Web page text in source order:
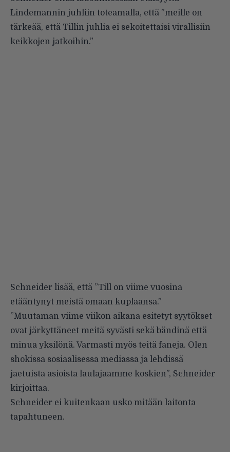
Lindemannin juhliin toteamalla, että ”meille on
tärkeää, että Tillin juhlia ei sekoitettaisi virallisiin
keikkojen jatkoihin.”
Schneider lisää, että ”Till on viime vuosina
etääntynyt meistä omaan kuplaansa.”
”Muutaman viime viikon aikana esitetyt syytökset
ovat järkyttäneet meitä syvästi sekä bändinä että
minua yksilönä. Varmasti myös teitä faneja. Olen
shokissa sosiaalisessa mediassa ja lehdissä
jaetuista asioista laulajaamme koskien”, Schneider
kirjoittaa.
Schneider ei kuitenkaan usko mitään laitonta
tapahtuneen.